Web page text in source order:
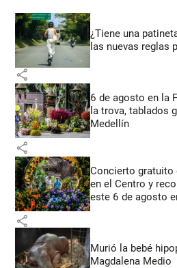
¿Tiene una
las nuevas reglas
share
6 de agosto en la
la trova, tablados
Medellín
share
Concierto gratuito
en el Centro y
este 6 de agosto
share
Murió la bebé
Magdalena Medio